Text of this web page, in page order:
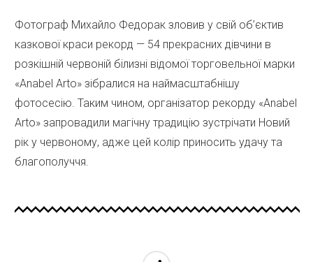
Фотограф Михайло Федорак зловив у свій об’єктив
казкової краси рекорд — 54 прекрасних дівчини в
розкішній червоній білизні відомої торговельної марки
«Anabel Arto» зібралися на наймасштабнішу
фотосесію. Таким чином, організатор рекорду «Anabel
Arto» запровадили магічну традицію зустрічати Новий
рік у червоному, адже цей колір приносить удачу та
благополуччя.